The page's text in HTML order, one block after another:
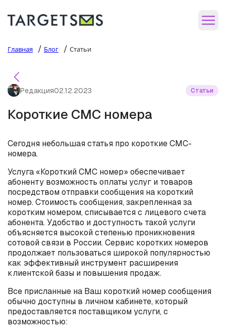
Главная / Блог / Статьи
Редакция02.12.2023 Статьи
Короткие СМС номера
Сегодня небольшая статья про короткие СМС-
номера.
Услуга «Короткий СМС номер» обеспечивает
абоненту возможность оплаты услуг и товаров
посредством отправки сообщения на короткий
номер. Стоимость сообщения, закрепленная за
коротким номером, списывается с лицевого счета
абонента. Удобство и доступность такой услуги
объясняется высокой степенью проникновения
сотовой связи в России. Сервис коротких номеров
продолжает пользоваться широкой популярностью
как эффективный инструмент расширения
клиентской базы и повышения продаж.
Все присланные на Ваш короткий номер сообщения
обычно доступны в личном кабинете, который
предоставляется поставщиком услуги, с
возможностью: